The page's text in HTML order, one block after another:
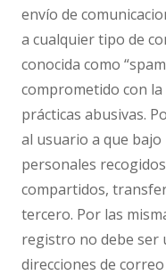
envío de
a cualquier tipo de
conocida como
comprometido con
prácticas abusivas.
al usuario a que
personales
compartidos,
tercero. Por las
registro no debe ser
direcciones de